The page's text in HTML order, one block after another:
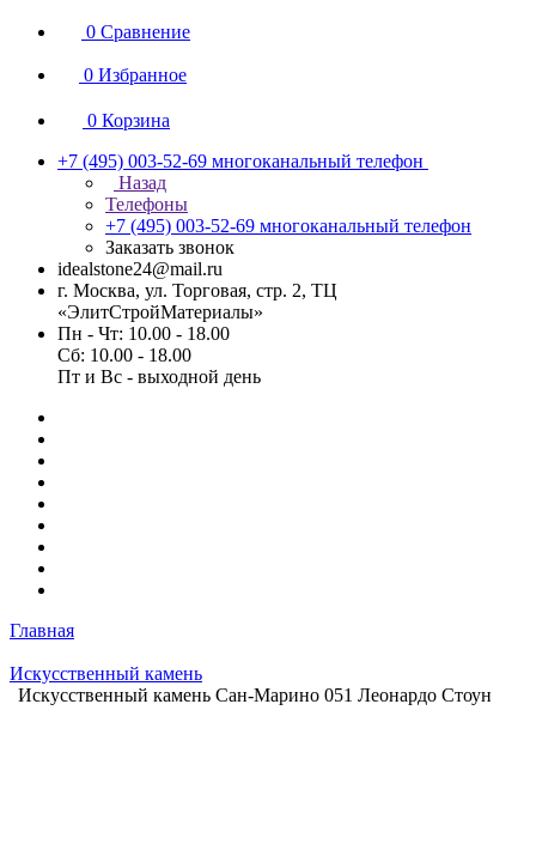
0 Сравнение
0 Избранное
0 Корзина
+7 (495) 003-52-69 многоканальный телефон
Назад
Телефоны
+7 (495) 003-52-69 многоканальный телефон
Заказать звонок
idealstone24@mail.ru
г. Москва, ул. Торговая, стр. 2, ТЦ
«ЭлитСтройМатериалы»
Пн - Чт: 10.00 - 18.00
Сб: 10.00 - 18.00
Пт и Вс - выходной день
Главная
Искусственный камень
Искусственный камень Сан-Марино 051 Леонардо Стоун